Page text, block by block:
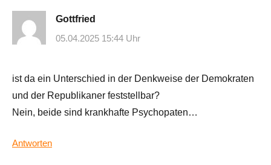
Gottfried
05.04.2025 15:44 Uhr
ist da ein Unterschied in der Denkweise der Demokraten
und der Republikaner feststellbar?
Nein, beide sind krankhafte Psychopaten…
Antworten